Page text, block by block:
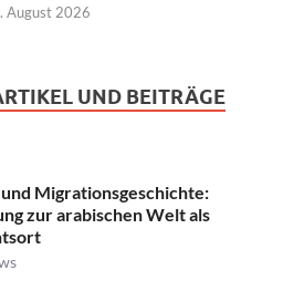
August 2026
UND BEITRÄGE
Migrationsgeschichte:
zur arabischen Welt als